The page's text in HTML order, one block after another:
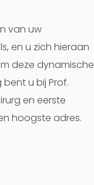
van uw
en u zich hieraan
deze dynamische
u bij Prof.
en eerste
hoogste adres.